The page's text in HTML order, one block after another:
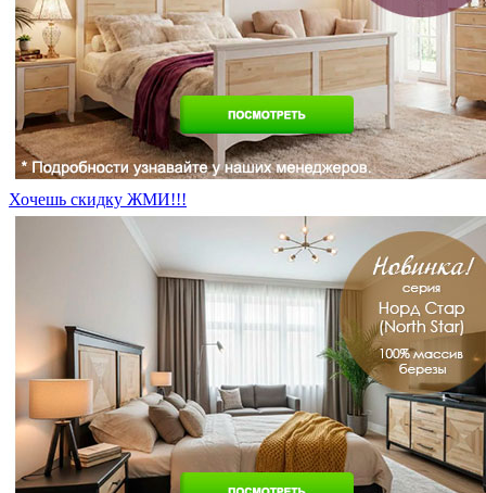
Хочешь скидку ЖМИ!!!